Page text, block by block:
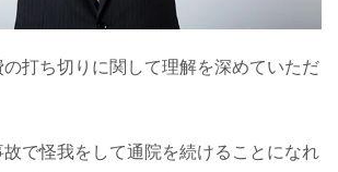
打ち切りに関して理解を深めていただ
で怪我をして通院を続けることになれ